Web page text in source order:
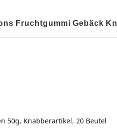
Fruchtgummi Gebäck
50g, Knabberartikel, 20 Beutel